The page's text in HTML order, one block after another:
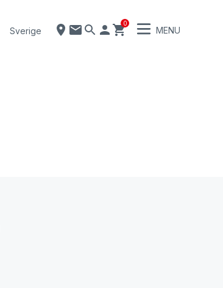
Sverige
0
MENU